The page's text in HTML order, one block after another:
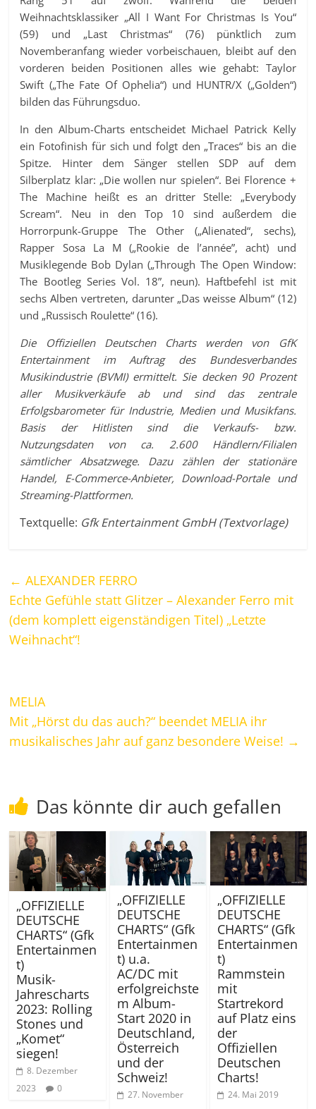
Weihnachtsklassiker „All I Want For Christmas Is You“
(59) und „Last Christmas“ (76) pünktlich zum
Novemberanfang wieder vorbeischauen, bleibt auf den
vorderen beiden Positionen alles wie gehabt: Taylor
Swift („The Fate Of Ophelia“) und HUNTR/X („Golden“)
bilden das Führungsduo.
In den Album-Charts entscheidet Michael Patrick Kelly
ein Fotofinish für sich und folgt den „Traces“ bis an die
Spitze. Hinter dem Sänger stellen SDP auf dem
Silberplatz klar: „Die wollen nur spielen“. Bei Florence +
The Machine heißt es an dritter Stelle: „Everybody
Scream“. Neu in den Top 10 sind außerdem die
Horrorpunk-Gruppe The Other („Alienated“, sechs),
Rapper Sosa La M („Rookie de l’année”, acht) und
Musiklegende Bob Dylan („Through The Open Window:
The Bootleg Series Vol. 18”, neun). Haftbefehl ist mit
sechs Alben vertreten, darunter „Das weisse Album“ (12)
und „Russisch Roulette“ (16).
Die Offiziellen Deutschen Charts werden von GfK
Entertainment im Auftrag des Bundesverbandes
Musikindustrie (BVMI) ermittelt. Sie decken 90 Prozent
aller Musikverkäufe ab und sind das zentrale
Erfolgsbarometer für Industrie, Medien und Musikfans.
Basis der Hitlisten sind die Verkaufs- bzw.
Nutzungsdaten von ca. 2.600 Händlern/Filialen
sämtlicher Absatzwege. Dazu zählen der stationäre
Handel, E-Commerce-Anbieter, Download-Portale und
Streaming-Plattformen.
Textquelle: Gfk Entertainment GmbH (Textvorlage)
← ALEXANDER FERRO
Echte Gefühle statt Glitzer – Alexander Ferro mit
(dem komplett eigenständigen Titel) „Letzte
Weihnacht“!
MELIA
Mit „Hörst du das auch?“ beendet MELIA ihr
musikalisches Jahr auf ganz besondere Weise! →
Das könnte dir auch gefallen
„OFFIZIELLE
DEUTSCHE
CHARTS“ (Gfk
Entertainmen
t)
Musik-
Jahrescharts
2023: Rolling
Stones und
„Komet“
siegen!
8. Dezember
2023
0
„OFFIZIELLE
DEUTSCHE
CHARTS“ (Gfk
Entertainmen
t) u.a.
AC/DC mit
erfolgreichste
m Album-
Start 2020 in
Deutschland,
Österreich
und der
Schweiz!
27. November
„OFFIZIELLE
DEUTSCHE
CHARTS“ (Gfk
Entertainmen
t)
Rammstein
mit
Startrekord
auf Platz eins
der
Offiziellen
Deutschen
Charts!
24. Mai 2019